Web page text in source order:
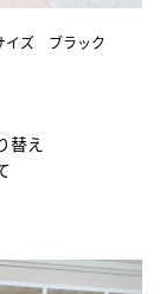
ズ ブラック
替え